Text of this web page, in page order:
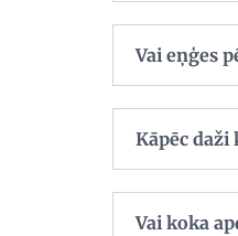
Vai eņģes
Kāpēc
Vai koka